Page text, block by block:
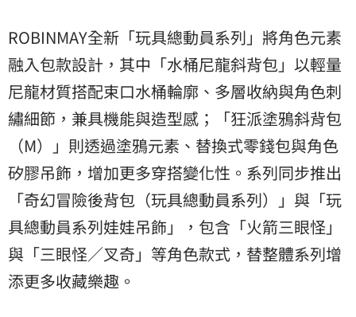
ROBINMAY全新「玩具總動員系列」將角色元素
融入包款設計，其中「水桶尼龍斜背包」以輕量
尼龍材質搭配束口水桶輪廓、多層收納與角色刺
繡細節，兼具機能與造型感；「狂派塗鴉斜背包
（M）」則透過塗鴉元素、替換式零錢包與角色
矽膠吊飾，增加更多穿搭變化性。系列同步推出
「奇幻冒險後背包（玩具總動員系列）」與「玩
具總動員系列娃娃吊飾」，包含「火箭三眼怪」
與「三眼怪／叉奇」等角色款式，替整體系列增
添更多收藏樂趣。